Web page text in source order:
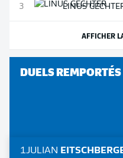
3 LINUS
AFFICHER
DUELS REMPORTÉS
1JULIAN